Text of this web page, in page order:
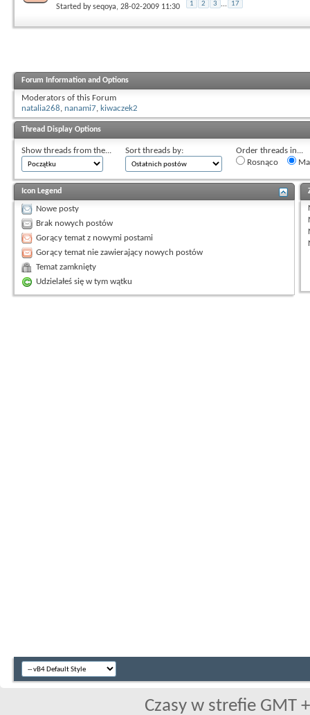
Started byseqoya, 28-02-2009 11:30 1 2 3 ... 17
Forum Information and Options
Moderators of this Forum
natalia268, nanami7, kiwaczek2
Thread Display Options
Show threads from the... Sort threads by:
Order threads in...
Rosnąco
Icon Legend
Nowe posty
Brak nowych postów
Gorący temat z nowymi postami
Gorący temat nie zawierający nowych postów
Temat zamknięty
Udzielałeś się w tym wątku
Czasy w strefie GMT